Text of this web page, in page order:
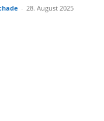
- 28. August 2025